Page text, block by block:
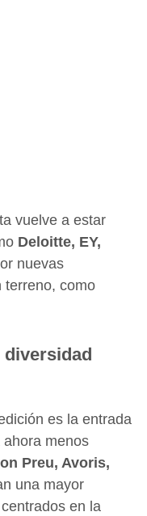
vuelve a estar
Deloitte, EY,
nuevas
terreno, como
es la entrada
menos
Preu, Avoris,
una mayor
en la